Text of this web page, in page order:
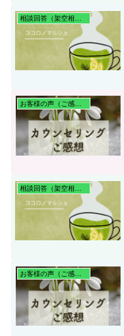
お客様の声（ご感想）
相談回答（架空相談含む）
お客様の声（ご感想）